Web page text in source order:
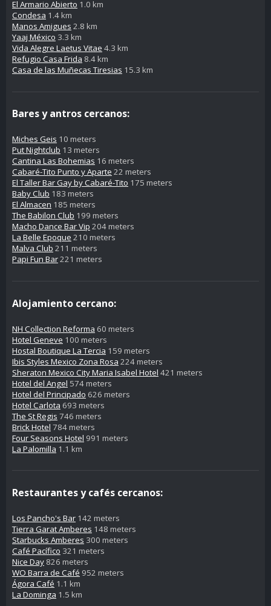
El Armario Abierto 1.0 km
Condesa 1.4 km
Manos Amigues 2.8 km
Yaaj México 3.3 km
Vida Alegre Laetus Vitae 4.3 km
Refugio Casa Frida 8.4 km
Casa de las Muñecas Tiresias 15.3 km
Bares y antros cercanos:
Miches Geis 10 meters
Put Nightclub 13 meters
Cantina Las Bohemias 16 meters
Cabaré-Tito Punto y Aparte 22 meters
El Taller Bar Gay by Cabaré-Tito 175 meters
Baby Club 183 meters
El Almacen 185 meters
The Babilon Club 199 meters
Macho Dance Bar Vip 204 meters
La Belle Epoque 210 meters
Malva Club 211 meters
Papi Fun Bar221 meters
Alojamiento cercano:
NH Collection Reforma 60 meters
Hotel Geneve 100 meters
Hostal Boutique La Tercia 159 meters
Ibis Styles Mexico Zona Rosa 224 meters
Sheraton Mexico City Maria Isabel Hotel 421 meters
Hotel del Angel 574 meters
Hotel del Principado 626 meters
Hotel Carlota 693 meters
The St Regis 746 meters
Brick Hotel 784 meters
Four Seasons Hotel 991 meters
La Palomilla 1.1 km
Restaurantes y cafés cercanos:
Los Pancho's Bar 142 meters
Tierra Garat Amberes 148 meters
Starbucks Amberes 300 meters
Café Pacífico 321 meters
Nice Day 826 meters
WO Barra de Café 952 meters
Ágora Café 1.1 km
La Dominga 1.5 km